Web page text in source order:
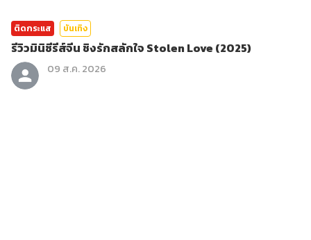
ติดกระแส บันเทิง
รีวิวมินิซีรีส์จีน ชิงรักสลักใจ Stolen Love (2025)
09 ส.ค. 2026